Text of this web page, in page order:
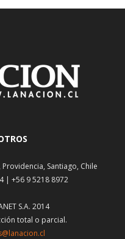
Santiago, Chile
| +56 9 5218 8972
S.A. 2014
total o parcial.